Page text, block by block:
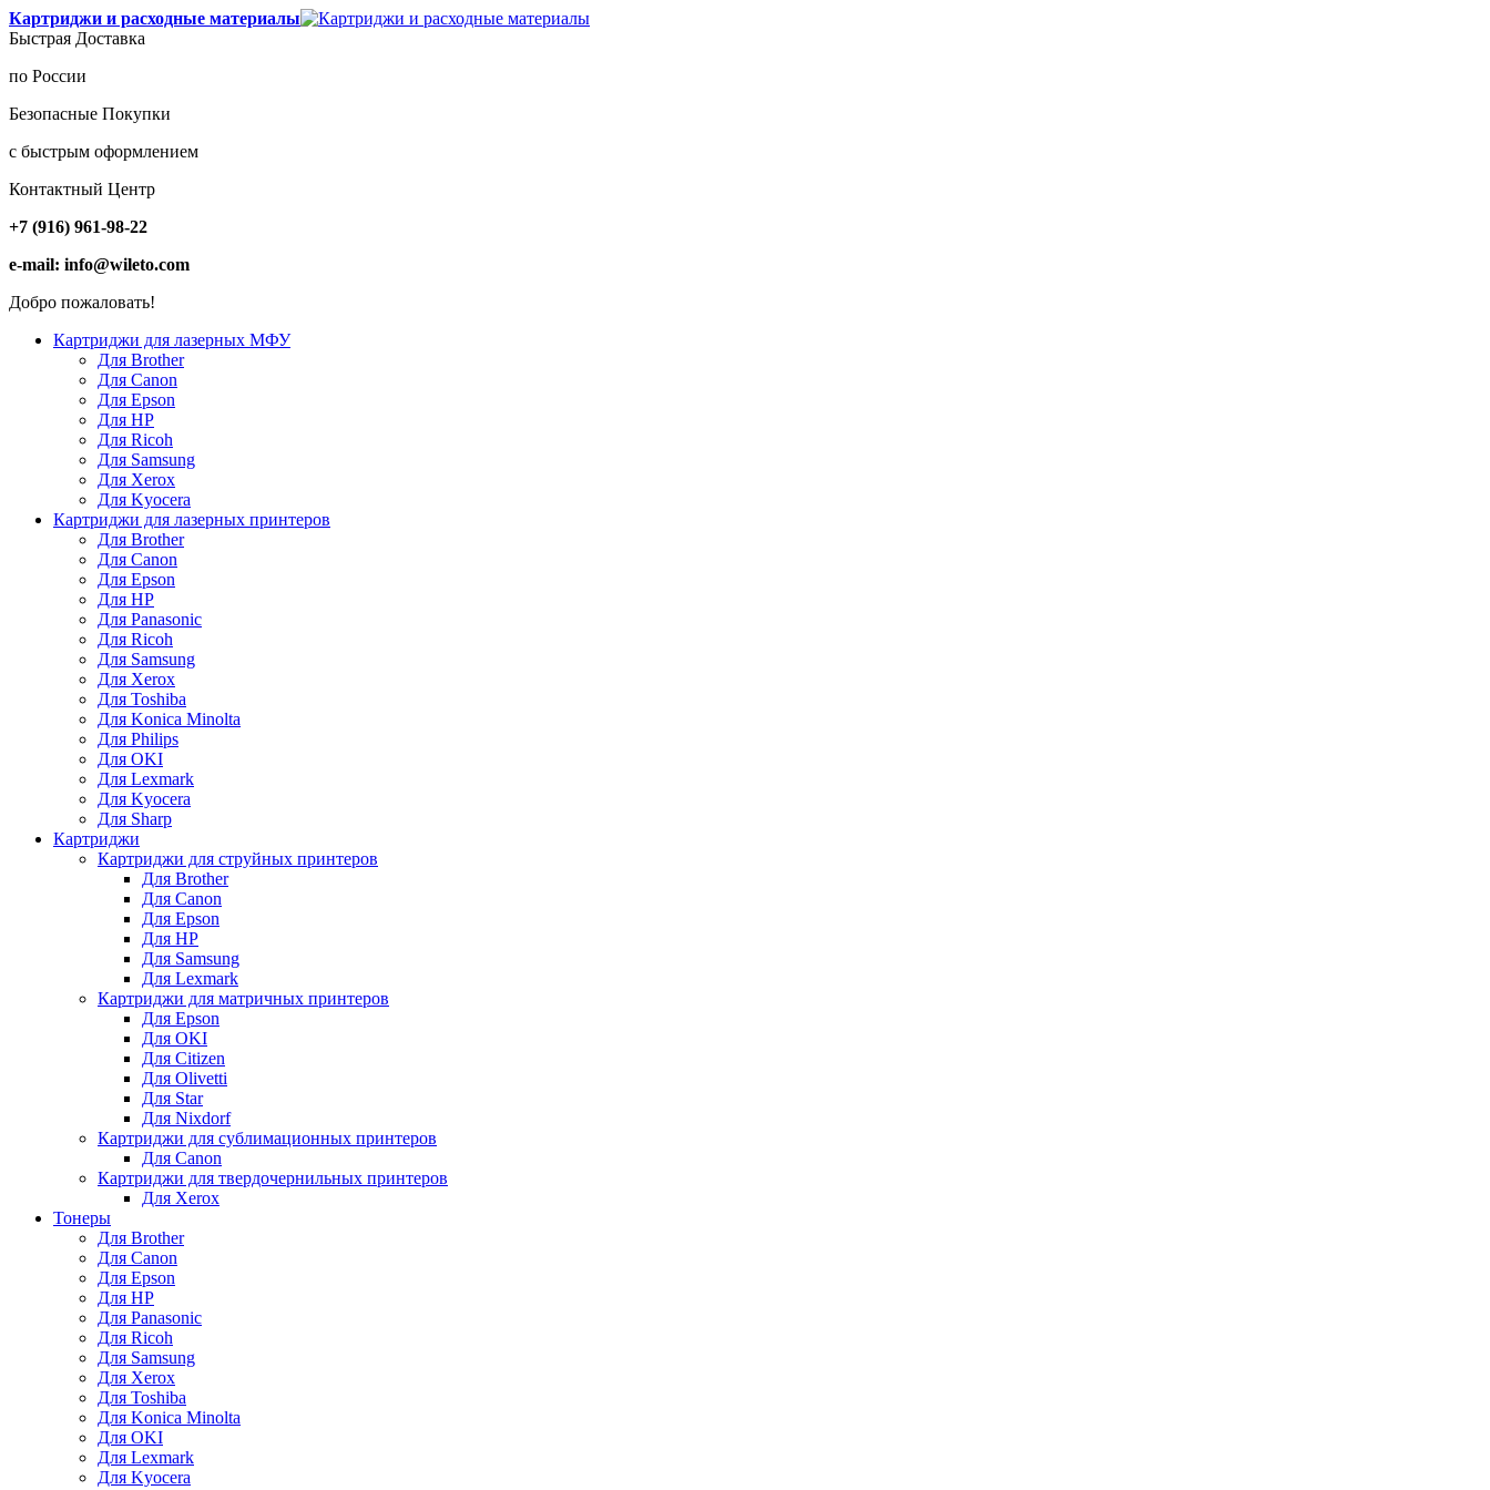
Картриджи и расходные материалы
Быстрая Доставка
по России
Безопасные Покупки
с быстрым оформлением
Контактный Центр
+7 (916) 961-98-22
e-mail: info@wileto.com
Добро пожаловать!
Картриджи для лазерных МФУ
Для Brother
Для Canon
Для Epson
Для HP
Для Ricoh
Для Samsung
Для Xerox
Для Kyocera
Картриджи для лазерных принтеров
Для Brother
Для Canon
Для Epson
Для HP
Для Panasonic
Для Ricoh
Для Samsung
Для Xerox
Для Toshiba
Для Konica Minolta
Для Philips
Для OKI
Для Lexmark
Для Kyocera
Для Sharp
Картриджи
Картриджи для струйных принтеров
Для Brother
Для Canon
Для Epson
Для HP
Для Samsung
Для Lexmark
Картриджи для матричных принтеров
Для Epson
Для OKI
Для Citizen
Для Olivetti
Для Star
Для Nixdorf
Картриджи для сублимационных принтеров
Для Canon
Картриджи для твердочернильных принтеров
Для Xerox
Тонеры
Для Brother
Для Canon
Для Epson
Для HP
Для Panasonic
Для Ricoh
Для Samsung
Для Xerox
Для Toshiba
Для Konica Minolta
Для OKI
Для Lexmark
Для Kyocera